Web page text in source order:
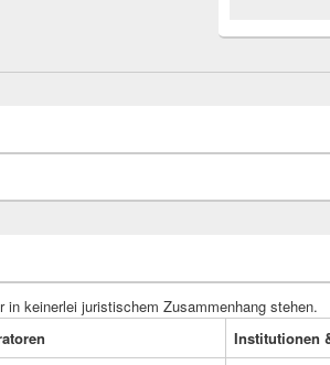
keinerlei juristischem Zusammenhang stehen.
Institutionen